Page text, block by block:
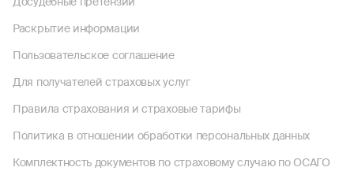
Раскрытие информации
Пользовательское соглашение
Для получателей страховых услуг
Правила страхования и страховые тарифы
Политика в отношении обработки персональных данных
Комплектность документов по страховому случаю по ОСАГО